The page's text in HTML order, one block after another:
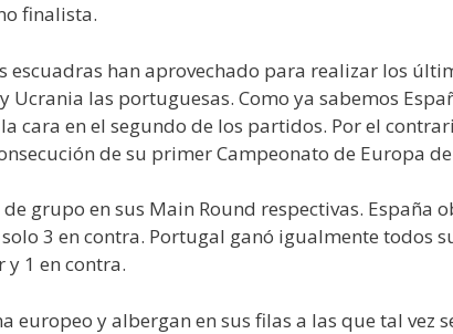
finalista.
escuadras han aprovechado para realizar los
las portuguesas. Como ya sabemos
cara en el segundo de los partidos. Por el
de su primer Campeonato de Europa
grupo en sus Main Round respectivas. España
3 en contra. Portugal ganó igualmente todos
y 1 en contra.
europeo y albergan en sus filas a las que tal vez